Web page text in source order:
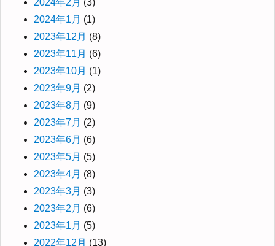
2024年2月 (3)
2024年1月 (1)
2023年12月 (8)
2023年11月 (6)
2023年10月 (1)
2023年9月 (2)
2023年8月 (9)
2023年7月 (2)
2023年6月 (6)
2023年5月 (5)
2023年4月 (8)
2023年3月 (3)
2023年2月 (6)
2023年1月 (5)
2022年12月 (13)